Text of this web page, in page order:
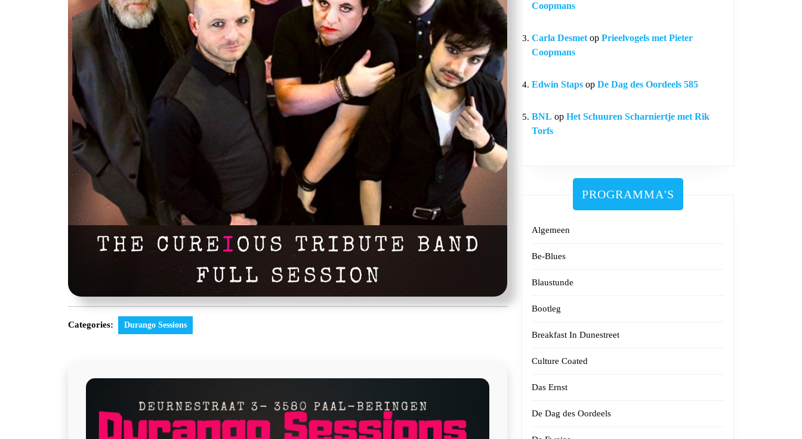
Categories: Durango Sessions
Coopmans
Carla Desmet op Prieelvogels met Pieter
Coopmans
Edwin Staps op De Dag des Oordeels 585
BNL op Het Schuuren Scharniertje met Rik
Torfs
PROGRAMMA'S
Algemeen
Be-Blues
Blaustunde
Bootleg
Breakfast In Dunestreet
Culture Coated
Das Ernst
De Dag des Oordeels